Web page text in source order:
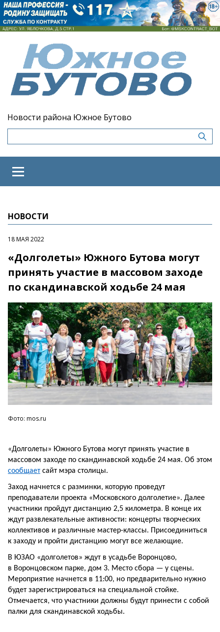
Новости района Южное Бутово
НОВОСТИ
18 МАЯ 2022
«Долголеты» Южного Бутова могут
принять участие в массовом заходе
по скандинавской ходьбе 24 мая
Фото: mos.ru
«Долголеты» Южного Бутова могут принять участие в
массовом заходе по скандинавской ходьбе 24 мая. Об этом
сообщает сайт мэра столицы.
Заход начнется с разминки, которую проведут
преподаватели проекта «Московского долголетие». Далее
участники пройдут дистанцию 2,5 километра. В конце их
ждут развлекательные активности: концерты творческих
коллективов и различные мастер-классы. Присоединиться
к заходу и пройти дистанцию могут все желающие.
В ЮЗАО «долголетов» ждут в усадьбе Воронцово,
в Воронцовском парке, дом 3. Место сбора — у сцены.
Мероприятие начнется в 11:00, но предварительно нужно
будет зарегистрироваться на специальной стойке.
Отмечается, что участники должны будут принести с собой
палки для скандинавской ходьбы.